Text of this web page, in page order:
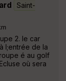
Saint-
2. le car
l;entrée de la
é au golf
où sera